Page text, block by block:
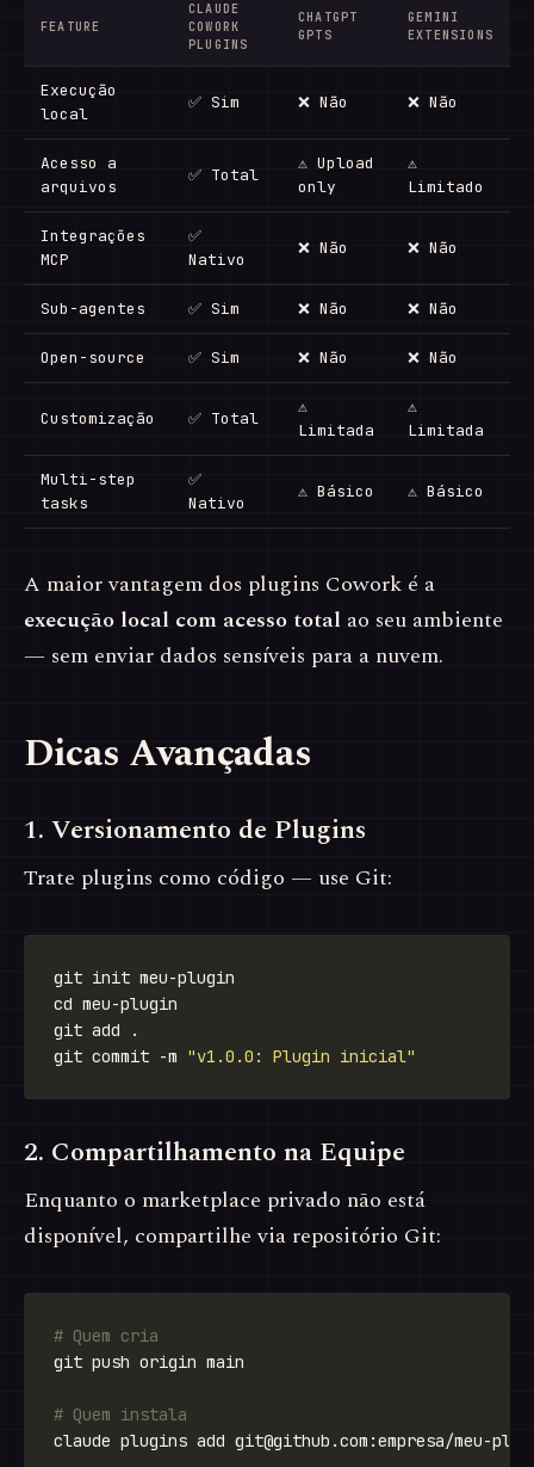
FEATURE
CLAUDE
COWORK
PLUGINS
CHATGPT
GPTS
GEMINI
EXTENSIONS
Execução
local
✅ Sim ❌ Não ❌ Não
Acesso a
arquivos
✅ Total
⚠ Upload
only
⚠
Limitado
Integrações
MCP
✅
Nativo
❌ Não ❌ Não
Sub-agentes ✅ Sim ❌ Não ❌ Não
Open-source ✅ Sim ❌ Não ❌ Não
Customização ✅ Total
⚠
Limitada
⚠
Limitada
Multi-step
tasks
✅
Nativo
⚠ Básico ⚠ Básico
A maior vantagem dos plugins Cowork é a
execução local com acesso total ao seu ambiente
— sem enviar dados sensíveis para a nuvem.
Dicas Avançadas
1. Versionamento de Plugins
Trate plugins como código — use Git:
git commit -m "v1.0.0: Plugin inicial"
2. Compartilhamento na Equipe
Enquanto o marketplace privado não está
disponível, compartilhe via repositório Git:
# Quem cria
# Quem instala
claude plugins add git@github.com